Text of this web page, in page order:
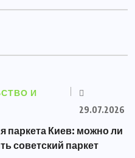
И
29.07.2026
паркета Киев: можно ли
советский паркет